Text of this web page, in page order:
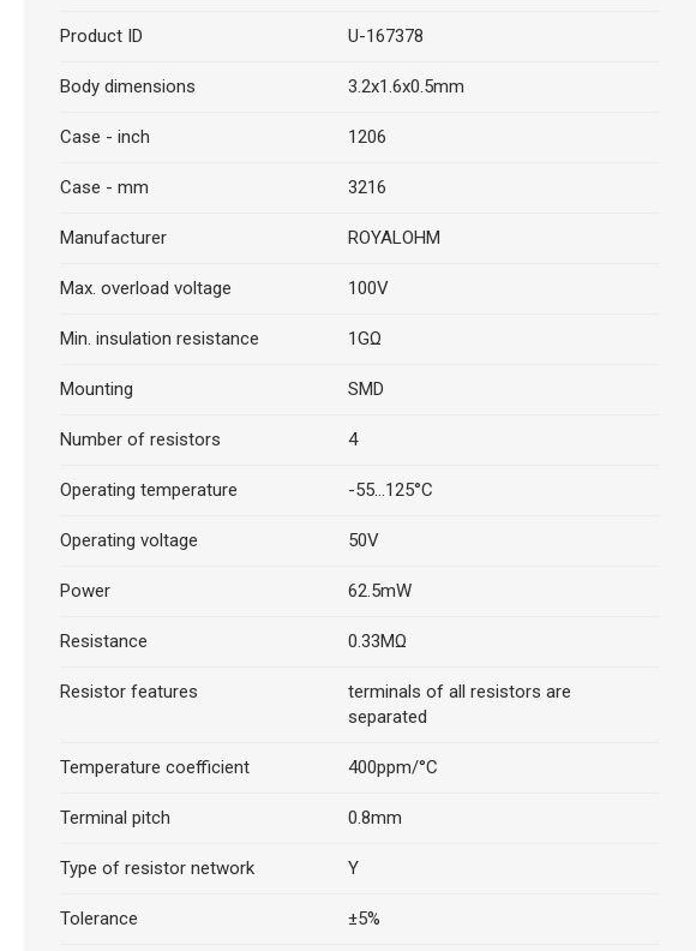
Product ID U-167378
Body dimensions 3.2x1.6x0.5mm
Case - inch 1206
Case - mm 3216
Manufacturer ROYALOHM
Max. overload voltage 100V
Min. insulation resistance 1GΩ
Mounting SMD
Number of resistors 4
Operating temperature -55...125°C
Operating voltage 50V
Power 62.5mW
Resistance 0.33MΩ
Resistor features
terminals of all resistors are
separated
Temperature coefficient 400ppm/°C
Terminal pitch 0.8mm
Type of resistor network Y
Tolerance ±5%